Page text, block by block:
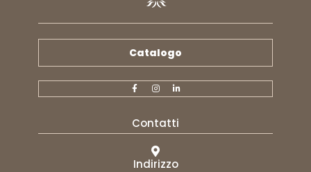
Catalogo
Contatti
Indirizzo